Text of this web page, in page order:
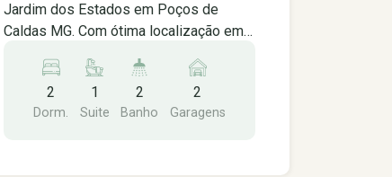
Jardim dos Estados em Poços de
Caldas MG. Com ótima localização em
cidade, contendo: -02 quartos
espaçosos com armários planejados
sendo 01 suíte com sacada -Sala
2
Dorm.
1
Suite
2
Banho
2
Garagens